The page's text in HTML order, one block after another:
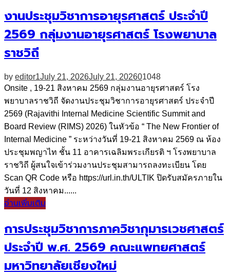
งานประชุมวิชาการอายุรศาสตร์ ประจำปี
2569 กลุ่มงานอายุรศาสตร์ โรงพยาบาล
ราชวิถี
by editor1July 21, 2026July 21, 202601048
Onsite , 19-21 สิงหาคม 2569 กลุ่มงานอายุรศาสตร์ โรง
พยาบาลราชวิถี จัดงานประชุมวิชาการอายุรศาสตร์ ประจำปี
2569 (Rajavithi Internal Medicine Scientific Summit and
Board Review (RIMS) 2026) ในหัวข้อ “ The New Frontier of
Internal Medicine ” ระหว่างวันที่ 19-21 สิงหาคม 2569 ณ ห้อง
ประชุมพญาไท ชั้น 11 อาคารเฉลิมพระเกียรติ ฯ โรงพยาบาล
ราชวิถี ผู้สนใจเข้าร่วมงานประชุมสามารถลงทะเบียน โดย
Scan QR Code หรือ https://url.in.th/ULTIK ปิดรับสมัครภายใน
วันที่ 12 สิงหาคม......
อ่านเพิ่มเติม
การประชุมวิชาการภาควิชากุมารเวชศาสตร์
ประจำปี พ.ศ. 2569 คณะแพทยศาสตร์
มหาวิทยาลัยเชียงใหม่